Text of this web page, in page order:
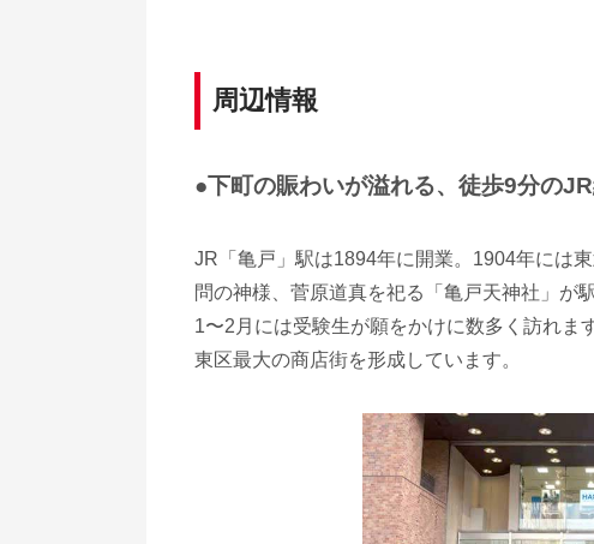
周辺情報
●下町の賑わいが溢れる、徒歩9分の
JR「亀戸」駅は1894年に開業。1904年には
問の神様、菅原道真を祀る「亀戸天神社」が
1〜2月には受験生が願をかけに数多く訪れま
東区最大の商店街を形成しています。